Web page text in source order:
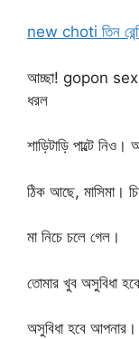
new choti তিন
আচ্ছা! gopon sex
ধরল
শাড়িটাড়ি পাল্টে
ঠিক আছে, মাসিমা।
মা নিচে চলে গেল।
তোমার খুব অসুবিধা
অসুবিধা হবে